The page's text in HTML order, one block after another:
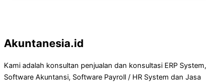
Akuntanesia.id
Kami adalah konsultan penjualan dan konsultasi ERP System,
Software Akuntansi, Software Payroll / HR System dan Jasa